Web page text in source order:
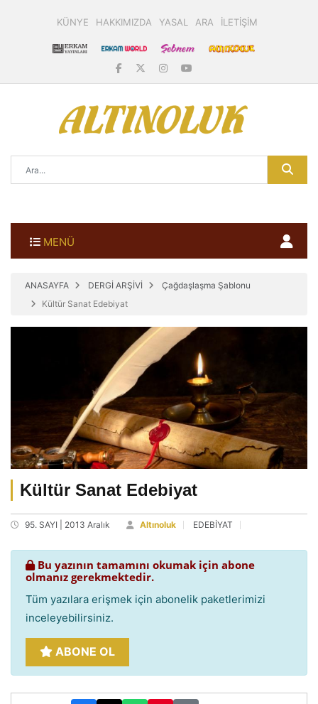
KÜNYE HAKKIMIZDA YASAL ARA İLETİŞİM
MENÜ
ANASAYFA DERGİ ARŞİVİ
Çağdaşlaşma Şablonu
Kültür Sanat Edebiyat
Kültür Sanat Edebiyat
95. SAYI | 2013 Aralık Altınoluk EDEBİYAT
Bu yazının tamamını okumak için abone
olmanız gerekmektedir.
Tüm yazılara erişmek için abonelik paketlerimizi
inceleyebilirsiniz.
ABONE OL